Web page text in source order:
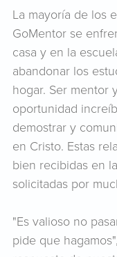
La mayoría de los
GoMentor se
casa y en la
abandonar los
hogar. Ser mentor
oportunidad
demostrar y
en Cristo. Estas
bien recibidas en
solicitadas por
"Es valioso no
pide que